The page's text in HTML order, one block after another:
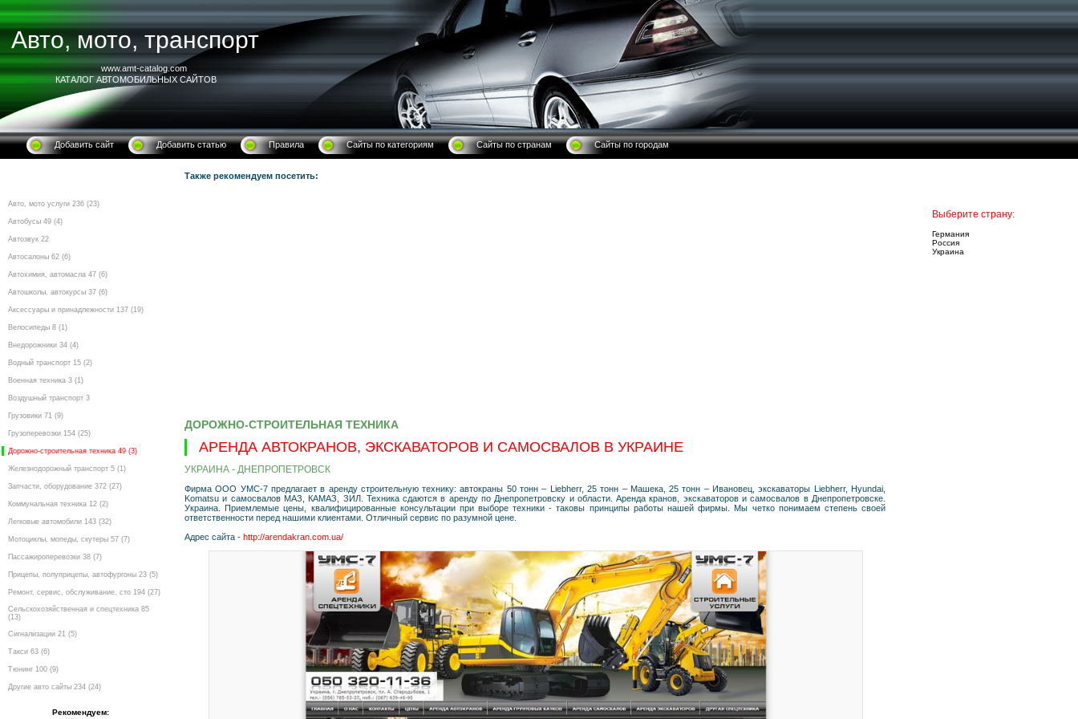
Авто, мото, транспорт
www.amt-catalog.com
КАТАЛОГ АВТОМОБИЛЬНЫХ САЙТОВ
Добавить сайт Добавить статью Правила Сайты по категориям Сайты по странам Сайты по городам
Авто, мото услуги 236 (23)
Автобусы 49 (4)
Автозвук 22
Автосалоны 62 (6)
Автохимия, автомасла 47 (6)
Автошколы, автокурсы 37 (6)
Аксессуары и принадлежности 137 (19)
Велосипеды 8 (1)
Внедорожники 34 (4)
Водный транспорт 15 (2)
Военная техника 3 (1)
Воздушный транспорт 3
Грузовики 71 (9)
Грузоперевозки 154 (25)
Дорожно-строительная техника 49 (3)
Железнодорожный транспорт 5 (1)
Запчасти, оборудование 372 (27)
Коммунальная техника 12 (2)
Легковые автомобили 143 (32)
Мотоциклы, мопеды, скутеры 57 (7)
Пассажироперевозки 38 (7)
Прицепы, полуприцепы, автофургоны 23 (5)
Ремонт, сервис, обслуживание, сто 194 (27)
Сельскохозяйственная и спецтехника 85
(13)
Сигнализации 21 (5)
Такси 63 (6)
Тюнинг 100 (9)
Другие авто сайты 234 (24)
Рекомендуем:
Также рекомендуем посетить:
ДОРОЖНО-СТРОИТЕЛЬНАЯ ТЕХНИКА
АРЕНДА АВТОКРАНОВ, ЭКСКАВАТОРОВ И САМОСВАЛОВ В УКРАИНЕ
УКРАИНА - ДНЕПРОПЕТРОВСК
Фирма ООО УМС-7 предлагает в аренду строительную технику: автокраны 50 тонн – Liebherr, 25 тонн – Машека, 25 тонн – Ивановец, экскаваторы Liebherr, Hyundai,
Komatsu и самосвалов МАЗ, КАМАЗ, ЗИЛ. Техника сдаются в аренду по Днепропетровску и области. Аренда кранов, экскаваторов и самосвалов в Днепропетровске.
Украина. Приемлемые цены, квалифицированные консультации при выборе техники - таковы принципы работы нашей фирмы. Мы четко понимаем степень своей
ответственности перед нашими клиентами. Отличный сервис по разумной цене.
Адрес сайта - http://arendakran.com.ua/
Выберите страну:
Германия
Россия
Украина